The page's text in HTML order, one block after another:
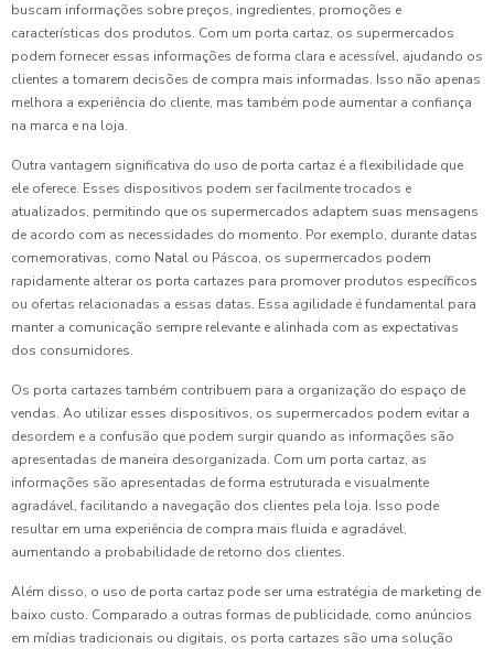
buscam informações sobre preços, ingredientes, promoções e
características dos produtos. Com um porta cartaz, os supermercados
podem fornecer essas informações de forma clara e acessível, ajudando os
clientes a tomarem decisões de compra mais informadas. Isso não apenas
melhora a experiência do cliente, mas também pode aumentar a confiança
na marca e na loja.
Outra vantagem significativa do uso de porta cartaz é a flexibilidade que
ele oferece. Esses dispositivos podem ser facilmente trocados e
atualizados, permitindo que os supermercados adaptem suas mensagens
de acordo com as necessidades do momento. Por exemplo, durante datas
comemorativas, como Natal ou Páscoa, os supermercados podem
rapidamente alterar os porta cartazes para promover produtos específicos
ou ofertas relacionadas a essas datas. Essa agilidade é fundamental para
manter a comunicação sempre relevante e alinhada com as expectativas
dos consumidores.
Os porta cartazes também contribuem para a organização do espaço de
vendas. Ao utilizar esses dispositivos, os supermercados podem evitar a
desordem e a confusão que podem surgir quando as informações são
apresentadas de maneira desorganizada. Com um porta cartaz, as
informações são apresentadas de forma estruturada e visualmente
agradável, facilitando a navegação dos clientes pela loja. Isso pode
resultar em uma experiência de compra mais fluida e agradável,
aumentando a probabilidade de retorno dos clientes.
Além disso, o uso de porta cartaz pode ser uma estratégia de marketing de
baixo custo. Comparado a outras formas de publicidade, como anúncios
em mídias tradicionais ou digitais, os porta cartazes são uma solução